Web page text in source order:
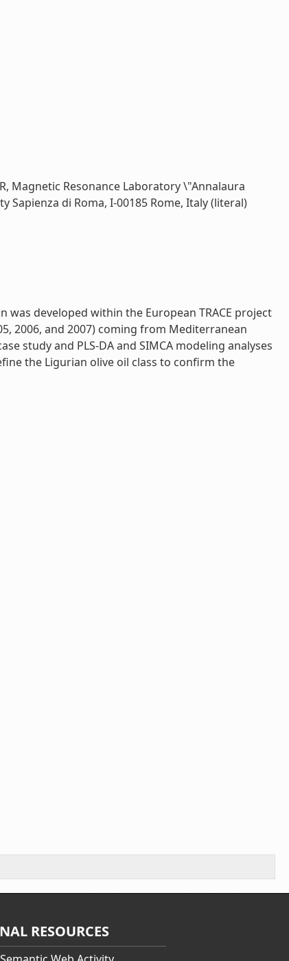
Magnetic Resonance Laboratory \"Annalaura
di Roma, I-00185 Rome, Italy (literal)
developed within the European TRACE project
2006, and 2007) coming from Mediterranean
study and PLS-DA and SIMCA modeling analyses
the Ligurian olive oil class to confirm the
RESOURCES